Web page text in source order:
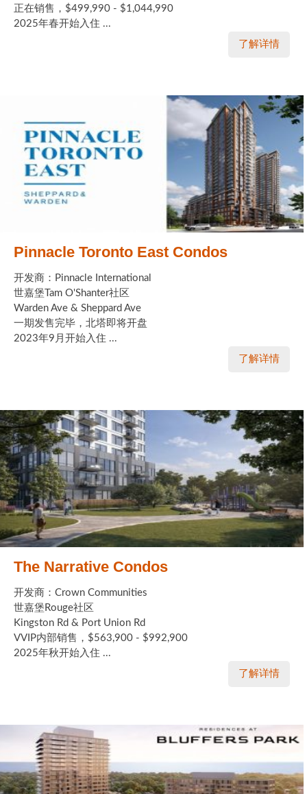
正在销售，$499,990 - $1,044,990
2025年春开始入住 ...
了解详情
Pinnacle Toronto East Condos
开发商：Pinnacle International
世嘉堡Tam O'Shanter社区
Warden Ave & Sheppard Ave
一期发售完毕，北塔即将开盘
2023年9月开始入住 ...
了解详情
The Narrative Condos
开发商：Crown Communities
世嘉堡Rouge社区
Kingston Rd & Port Union Rd
VVIP内部销售，$563,900 - $992,900
2025年秋开始入住 ...
了解详情